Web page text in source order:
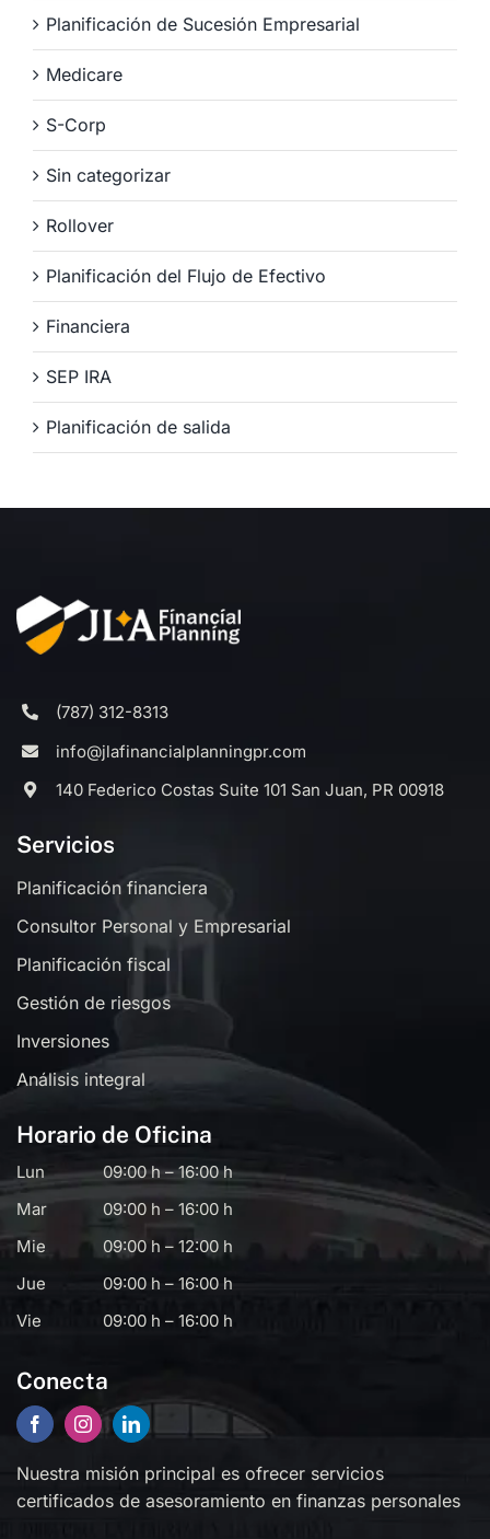
Planificación de Sucesión Empresarial
Medicare
S-Corp
Sin categorizar
Rollover
Planificación del Flujo de Efectivo
Financiera
SEP IRA
Planificación de salida
(787) 312-8313
info@jlafinancialplanningpr.com
140 Federico Costas Suite 101 San Juan, PR 00918
Servicios
Planificación financiera
Consultor Personal y Empresarial
Planificación fiscal
Gestión de riesgos
Inversiones
Análisis integral
Horario de Oficina
Lun
09:00 h – 16:00 h
Mar
09:00 h – 16:00 h
Mie
09:00 h – 12:00 h
Jue
09:00 h – 16:00 h
Vie
09:00 h – 16:00 h
Conecta
Nuestra misión principal es ofrecer servicios
certificados de asesoramiento en finanzas personales